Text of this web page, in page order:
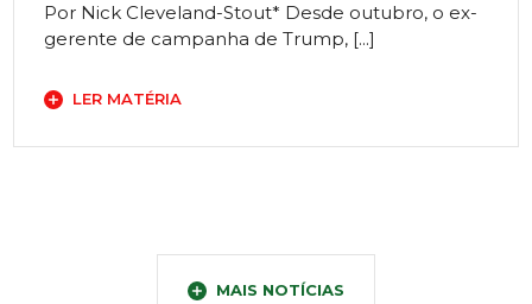
Por Nick Cleveland-Stout* Desde outubro, o ex-
gerente de campanha de Trump, [...]
LER MATÉRIA
MAIS NOTÍCIAS